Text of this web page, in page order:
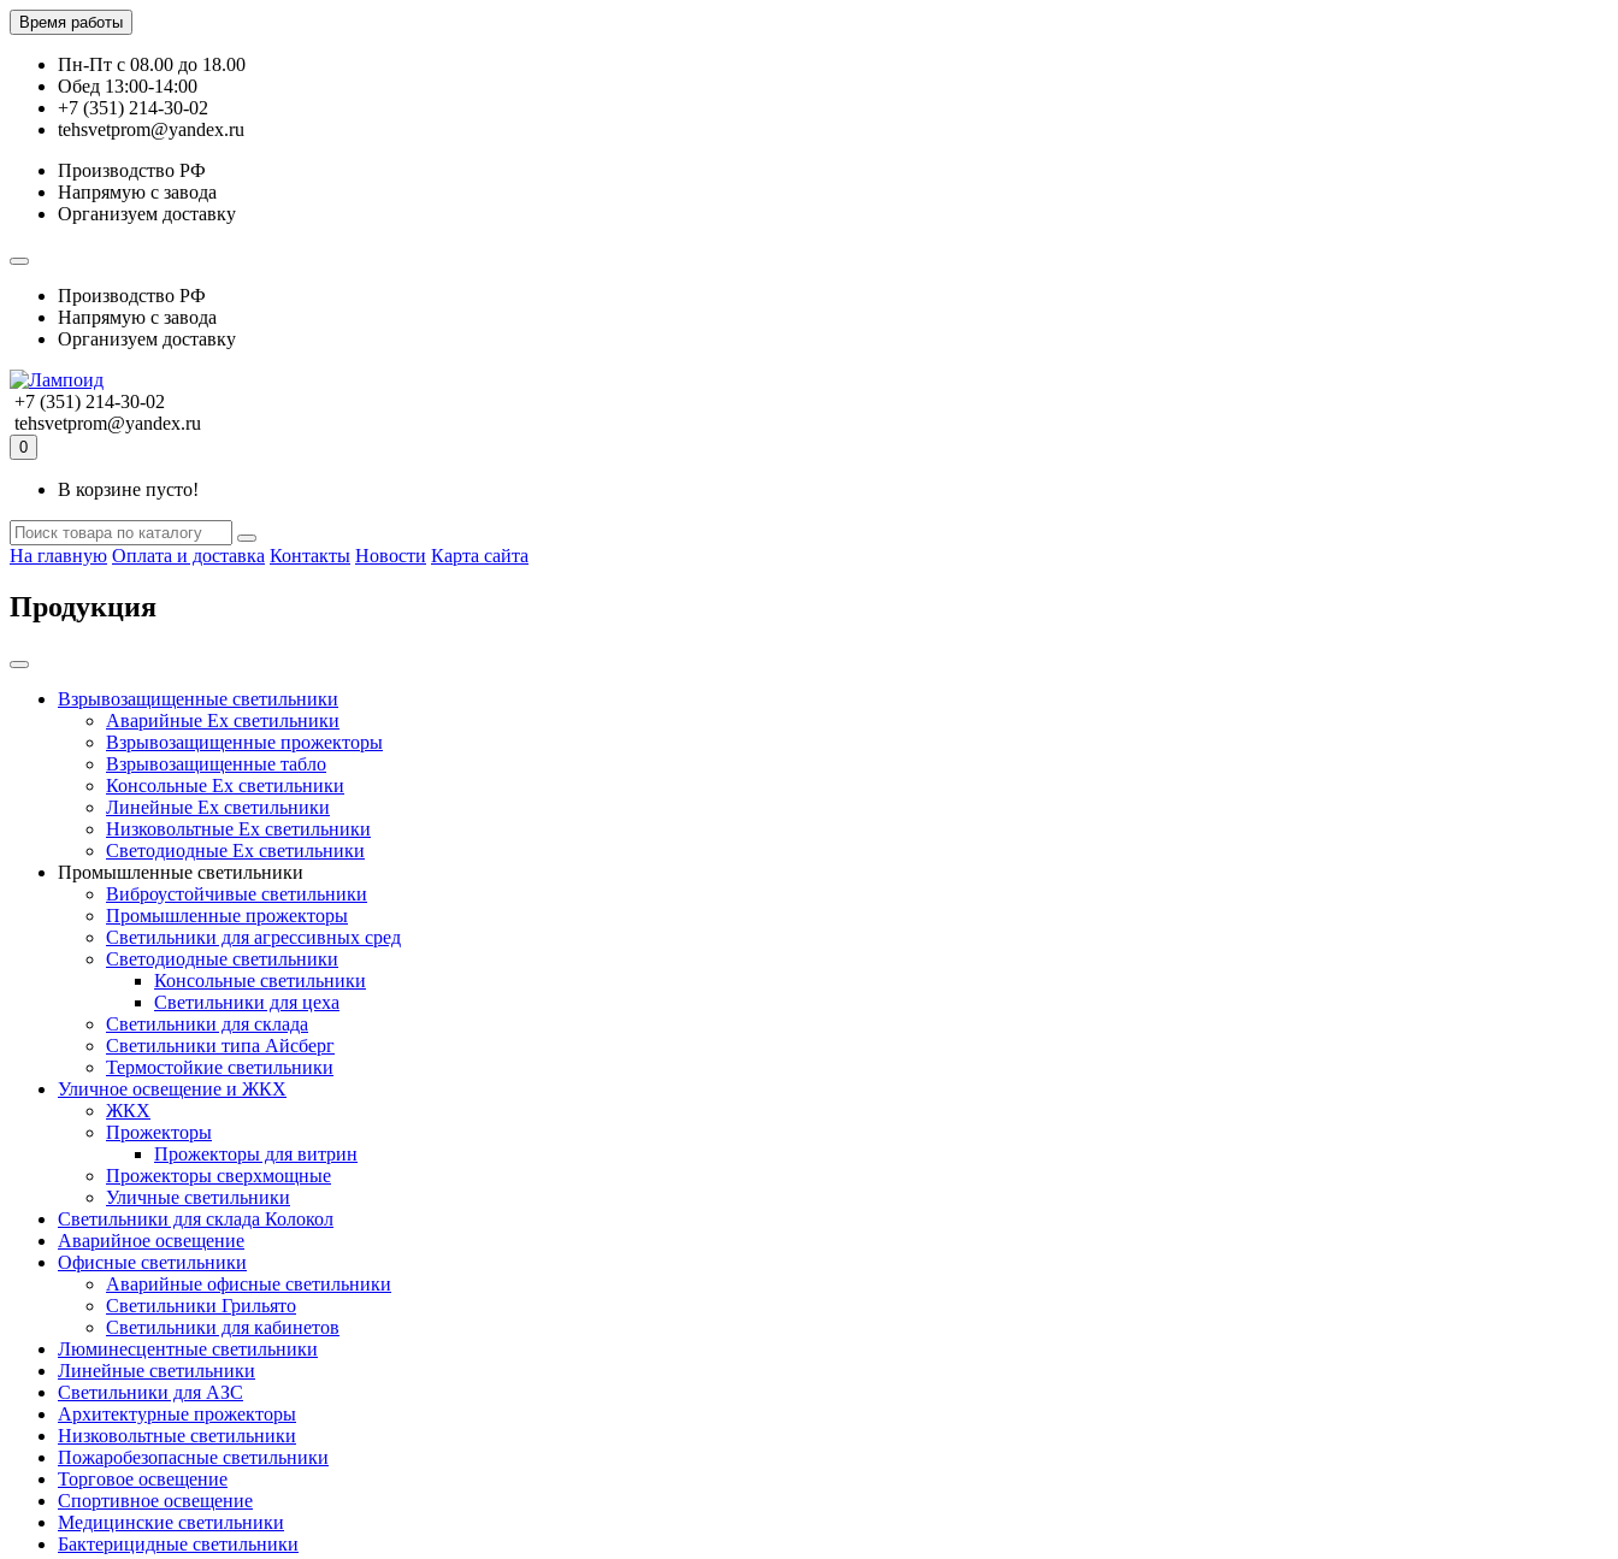
Время работы
Пн-Пт с 08.00 до 18.00
Обед 13:00-14:00
+7 (351) 214-30-02
tehsvetprom@yandex.ru
Производство РФ
Напрямую с завода
Организуем доставку
Производство РФ
Напрямую с завода
Организуем доставку
+7 (351) 214-30-02
tehsvetprom@yandex.ru
0
В корзине пусто!
На главную Оплата и доставка Контакты Новости Карта сайта
Продукция
Взрывозащищенные светильники
Аварийные Ex светильники
Взрывозащищенные прожекторы
Взрывозащищенные табло
Консольные Ех светильники
Линейные Ex светильники
Низковольтные Ex светильники
Светодиодные Ex светильники
Промышленные светильники
Виброустойчивые светильники
Промышленные прожекторы
Светильники для агрессивных сред
Светодиодные светильники
Консольные светильники
Светильники для цеха
Светильники для склада
Светильники типа Айсберг
Термостойкие светильники
Уличное освещение и ЖКХ
ЖКХ
Прожекторы
Прожекторы для витрин
Прожекторы сверхмощные
Уличные светильники
Светильники для склада Колокол
Аварийное освещение
Офисные светильники
Аварийные офисные светильники
Светильники Грильято
Светильники для кабинетов
Люминесцентные светильники
Линейные светильники
Светильники для АЗС
Архитектурные прожекторы
Низковольтные светильники
Пожаробезопасные светильники
Торговое освещение
Спортивное освещение
Медицинские светильники
Бактерицидные светильники